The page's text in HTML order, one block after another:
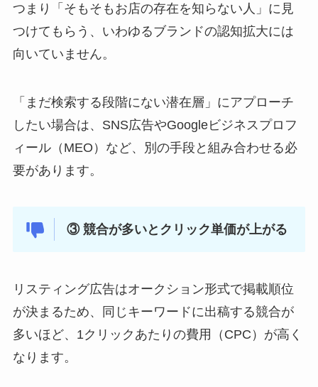
つまり「そもそもお店の存在を知らない人」に見
つけてもらう、いわゆるブランドの認知拡大には
向いていません。
「まだ検索する段階にない潜在層」にアプローチ
したい場合は、SNS広告やGoogleビジネスプロフ
ィール（MEO）など、別の手段と組み合わせる必
要があります。
③ 競合が多いとクリック単価が上がる
リスティング広告はオークション形式で掲載順位
が決まるため、同じキーワードに出稿する競合が
多いほど、1クリックあたりの費用（CPC）が高く
なります。